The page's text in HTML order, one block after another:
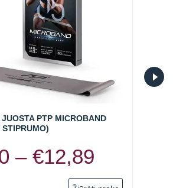
PTP MICROBAND
– €12,89